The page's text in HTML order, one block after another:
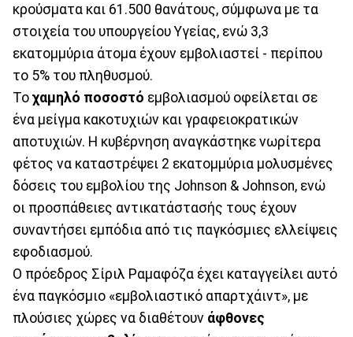
κρούσματα και 61.500 θανάτους, σύμφωνα με τα
στοιχεία του υπουργείου Υγείας, ενώ 3,3
εκατομμύρια άτομα έχουν εμβολιαστεί - περίπου
το 5% του πληθυσμού.
Το χαμηλό ποσοστό εμβολιασμού οφείλεται σε
ένα μείγμα κακοτυχιών και γραφειοκρατικών
αποτυχιών. Η κυβέρνηση αναγκάστηκε νωρίτερα
φέτος να καταστρέψει 2 εκατομμύρια μολυσμένες
δόσεις του εμβολίου της Johnson & Johnson, ενώ
οι προσπάθειες αντικατάστασής τους έχουν
συναντήσει εμπόδια από τις παγκόσμιες ελλείψεις
εφοδιασμού.
Ο πρόεδρος Σίριλ Ραμαφόζα έχει καταγγείλει αυτό
ένα παγκόσμιο «εμβολιαστικό απαρτχάιντ», με
πλούσιες χώρες να διαθέτουν άφθονες